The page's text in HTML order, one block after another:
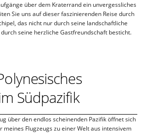
über dem Kraterrand ein unvergessliches
Sie uns auf dieser faszinierenden Reise durch
das nicht nur durch seine landschaftliche
seine herzliche Gastfreundschaft besticht.
Südpazifik
über den endlos scheinenden Pazifik öffnet sich
meines Flugzeugs zu einer Welt aus intensivem